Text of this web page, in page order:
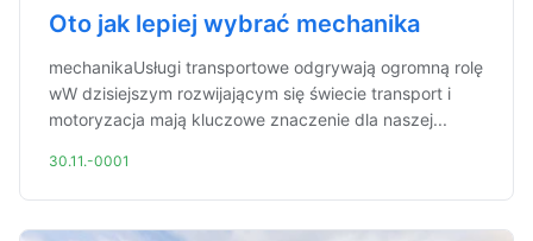
Oto jak lepiej wybrać mechanika
mechanikaUsługi transportowe odgrywają ogromną rolę
wW dzisiejszym rozwijającym się świecie transport i
motoryzacja mają kluczowe znaczenie dla naszej...
30.11.-0001